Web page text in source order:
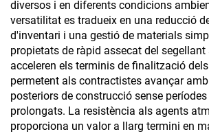
diversos i en diferents condicions
versatilitat es tradueix en una reducció
d'inventari i una gestió de materials
propietats de ràpid assecat del
acceleren els terminis de finalització
permetent als contractistes avançar
posteriors de construcció sense períodes
prolongats. La resistència als agents
proporciona un valor a llarg termini en